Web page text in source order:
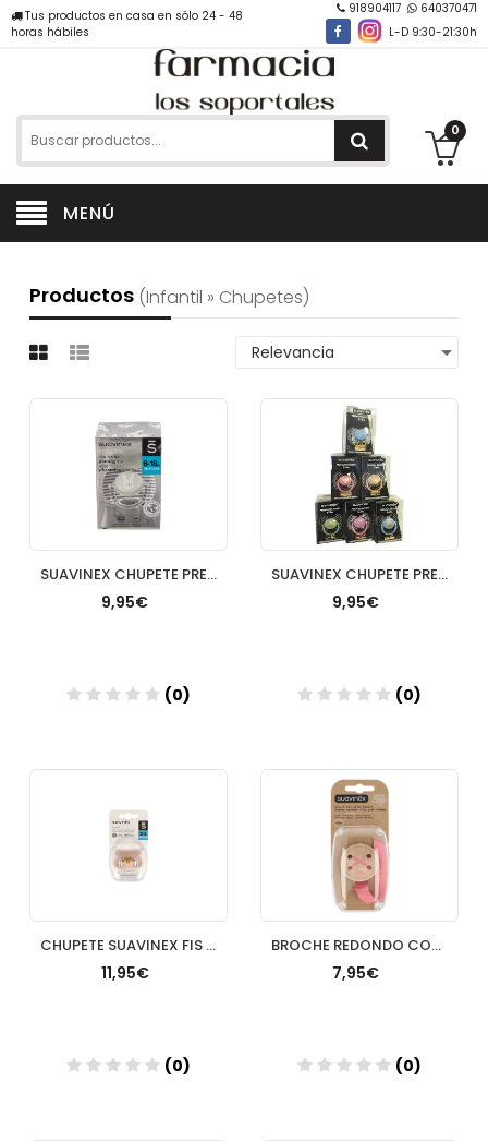
Tus productos en casa en sólo 24 - 48
horas hábiles
918904117
640370471
L-D 9:30-21:30h
0
MENÚ
Productos (infantil » Chupetes)
SUAVINEX CHUPETE PREMIUM TETINA FISIO618M SILICONA
9,95€
(0)
SUAVINEX CHUPETE PREMIUM TETINA FISIO06M SILICONA
9,95€
(0)
Añadir
CHUPETE SUAVINEX FIS SILICONA 06 MESES NOCHE
11,95€
(0)
BROCHE REDONDO CON CINTA SUAVINEX
7,95€
(0)